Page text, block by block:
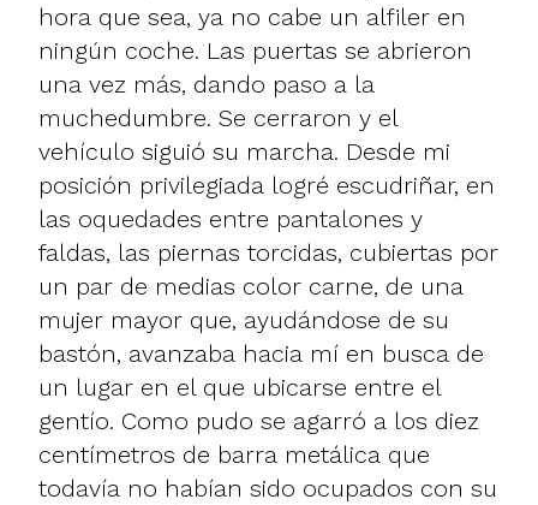
hora que sea, ya no cabe un alfiler en
ningún coche. Las puertas se abrieron
una vez más, dando paso a la
muchedumbre. Se cerraron y el
vehículo siguió su marcha. Desde mi
posición privilegiada logré escudriñar, en
las oquedades entre pantalones y
faldas, las piernas torcidas, cubiertas por
un par de medias color carne, de una
mujer mayor que, ayudándose de su
bastón, avanzaba hacia mí en busca de
un lugar en el que ubicarse entre el
gentío. Como pudo se agarró a los diez
centímetros de barra metálica que
todavía no habían sido ocupados con su